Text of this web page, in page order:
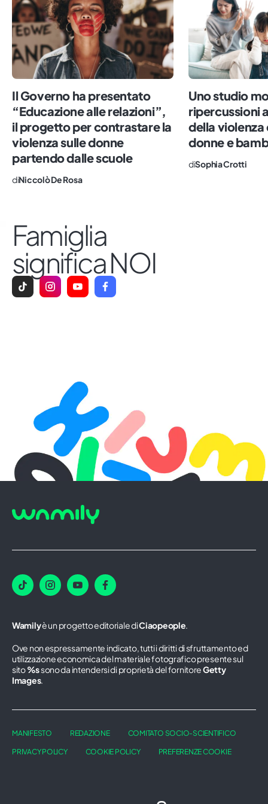
migliore per tutti.
Il Governo ha presentato
“Educazione alle relazioni”,
il progetto per contrastare la
violenza sulle donne
partendo dalle scuole
diNiccolò De Rosa
Uno studio
ripercussioni
della
donne e
diSophia Crotti
Famiglia
significa NOI
Wamilyè un progetto editoriale diCiaopeople.
Ove non espressamente indicato, tutti i diritti di sfruttamento ed
utilizzazione economica del materiale fotografico presente sul
sito%ssono da intendersi di proprietà del fornitoreGetty
Images.
MANIFESTO REDAZIONE COMITATO SOCIO-SCIENTIFICO
PRIVACY POLICY COOKIE POLICY PREFERENZE COOKIE